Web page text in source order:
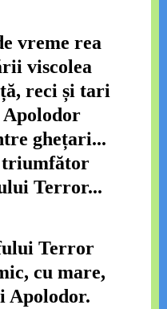
vreme rea
viscolea
reci și tari
ghețari...
triumfător
Terror...
Terror
cu mare,
Apolodor.